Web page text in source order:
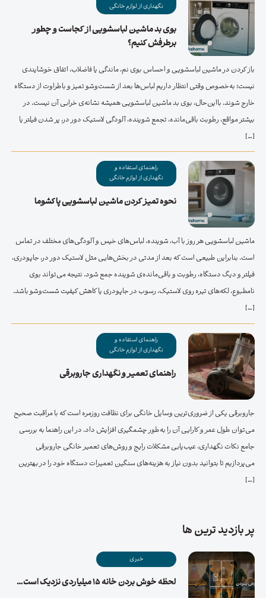
نگهداری از لوازم خانگی
بوی بد ماشین لباسشویی از کجاست و چطور
برطرفش کنیم؟
باز کردن در ماشین لباسشویی و احساس بوی نم، ماندگی یا فاضلاب، اتفاق خوشایندی
نیست؛ به‌خصوص وقتی انتظار داریم لباس‌ها بعد از شست‌وشو تمیز و باطراوت از دستگاه
خارج شوند. بااین‌حال، بوی بد ماشین لباسشویی همیشه نشانه‌ی خرابی آن نیست. در
بیشتر مواقع، رطوبت باقی‌مانده، تجمع شوینده، آلودگی لاستیک دور در، پر شدن فیلتر یا
[…]
راهنمای استفاده و
نگهداری از لوازم خانگی
نحوه تمیز کردن ماشین لباسشویی پاکشوما
ماشین لباسشویی هر روز با آب، شوینده، لباس‌های خیس و آلودگی‌های مختلف در تماس
است. بنابراین طبیعی است که بعد از مدتی در بخش‌هایی مثل لاستیک دور در، جاپودری،
فیلتر و دیگ دستگاه، رطوبت و باقی‌مانده‌ی شوینده جمع شود. نتیجه می‌تواند بوی
نامطبوع، لکه‌های تیره روی لاستیک، رسوب در جاپودری یا کاهش کیفیت شست‌وشو باشد.
[…]
راهنمای استفاده و
نگهداری از لوازم خانگی
راهنمای تعمیر و نگهداری جاروبرقی
جاروبرقی یکی از ضروری‌ترین وسایل خانگی برای نظافت روزمره است که با مراقبت صحیح
می‌توان طول عمر و کارایی آن را به‌طور چشمگیری افزایش داد. در این راهنما به بررسی
جامع نکات نگهداری، عیب‌یابی مشکلات رایج و روش‌های تعمیر خانگی جاروبرقی
می‌پردازیم تا بتوانید بدون نیاز به هزینه‌های سنگین تعمیرات دستگاه خود را در بهترین
[…]
پر بازدید ترین ها
خبری
لحظه خوش بردن خانه ۱۵ میلیاردی نزدیک است…